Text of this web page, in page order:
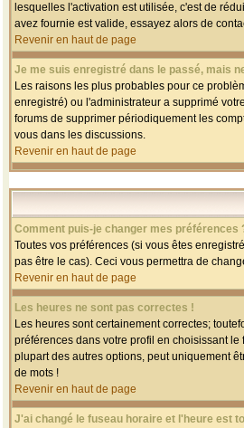
lesquelles l'activation est utilisée, c'est de
avez fournie est valide, essayez alors de
Revenir en haut de page
Je me suis enregistré dans le passé, mais
Les raisons les plus probables pour ce
enregistré) ou l'administrateur a supprimé
forums de supprimer périodiquement les
vous dans les discussions.
Revenir en haut de page
Comment puis-je changer mes préférences
Toutes vos préférences (si vous êtes
pas être le cas). Ceci vous permettra de
Revenir en haut de page
Les heures ne sont pas correctes !
Les heures sont certainement correctes;
préférences dans votre profil en choisissant
plupart des autres options, peut uniquement
de mots !
Revenir en haut de page
J'ai changé le fuseau horaire et l'heure est